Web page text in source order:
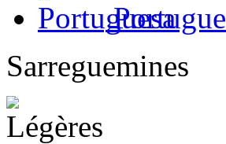
Sarreguemines